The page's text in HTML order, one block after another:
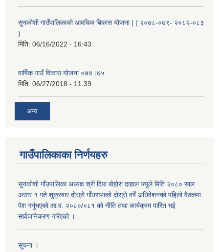
सुनकोशी गाउँपालिकाको आवधिक बिकास योजना | ( २०७८-०७९- २०८२-०८३
)
मिति: 06/16/2022 - 16:43
वार्षिक गाउँ विकास योजना ०७४।७५
मिति: 06/27/2018 - 11:39
अन्य
गाउँपालिकाका निर्णयहरु
सुनकाेशी गाँउपालिका अध्यक्ष श्री दिपा बाेहाेरा दाहाल ज्यूले मिति २०८० साल
असार १ गते शुक्रबार दाेस्राे गाँउसभाकाे दाेस्राे वर्षे अधिवेशनकाे पहिलाे वैठकमा
पेश गर्नुभएकाे आ.व. २०८०/०८१ काे नीति तथा कार्यक्रम पारित भई
सार्वजनिकरण गरिएकाे ।
सूचना ।